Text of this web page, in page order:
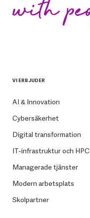
VI ERBJUDER
AI & Innovation
Cybersäkerhet
Digital transformation
IT-infrastruktur och HPC
Managerade tjänster
Modern arbetsplats
Skolpartner